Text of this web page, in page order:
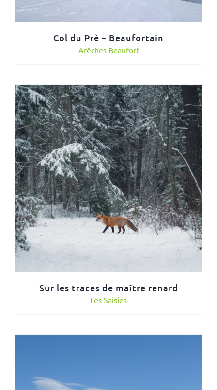
Col du Prè – Beaufortain
Arêches Beaufort
Sur les traces de maître renard
Les Saisies